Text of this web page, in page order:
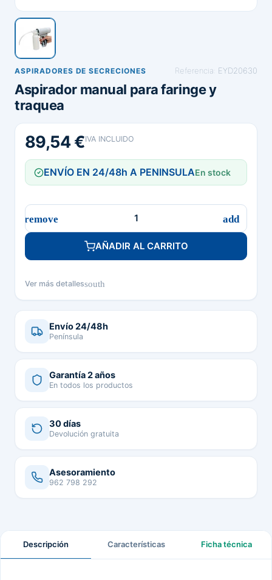
ASPIRADORES DE SECRECIONES Referencia: EYD20630
Aspirador manual para faringe y
traquea
89,54 €IVA INCLUIDO
ENVÍO EN 24/48h A PENINSULAEn stock
AÑADIR AL CARRITO
Ver más detallessouth
Envío 24/48h
Península
Garantía 2 años
En todos los productos
30 días
Devolución gratuita
Asesoramiento
962 798 292
Descripción Características Ficha técnica